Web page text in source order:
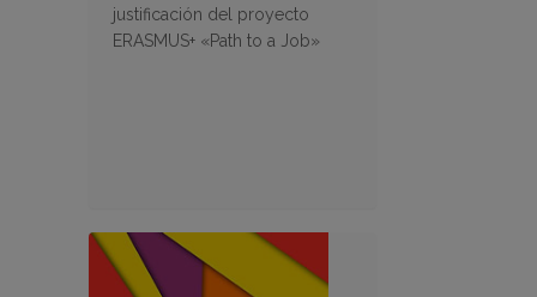
justificación del proyecto
ERASMUS+ «Path to a Job»